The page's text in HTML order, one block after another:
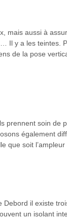
mais aussi à
Il y a les teintes.
de la pose
prennent soin de
également
que soit l’ampleur
Debord il existe
un isolant